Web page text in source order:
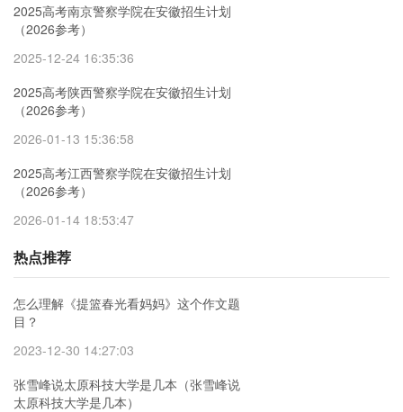
2025高考南京警察学院在安徽招生计划
（2026参考）
2025-12-24 16:35:36
2025高考陕西警察学院在安徽招生计划
（2026参考）
2026-01-13 15:36:58
2025高考江西警察学院在安徽招生计划
（2026参考）
2026-01-14 18:53:47
热点推荐
怎么理解《提篮春光看妈妈》这个作文题
目？
2023-12-30 14:27:03
张雪峰说太原科技大学是几本（张雪峰说
太原科技大学是几本）